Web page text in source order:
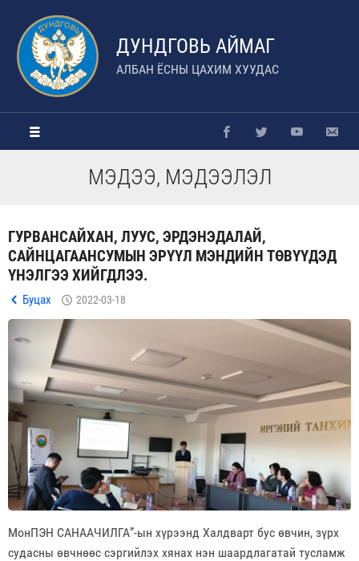
ДУНДГОВЬ АЙМАГ
АЛБАН ЁСНЫ ЦАХИМ ХУУДАС
МЭДЭЭ, МЭДЭЭЛЭЛ
ГУРВАНСАЙХАН, ЛУУС, ЭРДЭНЭДАЛАЙ,
САЙНЦАГААНСУМЫН ЭРҮҮЛ МЭНДИЙН ТӨВҮҮДЭД
ҮНЭЛГЭЭ ХИЙГДЛЭЭ.
Буцах 2022-03-18
МонПЭН САНААЧИЛГА”-ын хүрээнд Халдварт бус өвчин, зүрх
судасны өвчнөөс сэргийлэх хянах нэн шаардлагатай тусламж